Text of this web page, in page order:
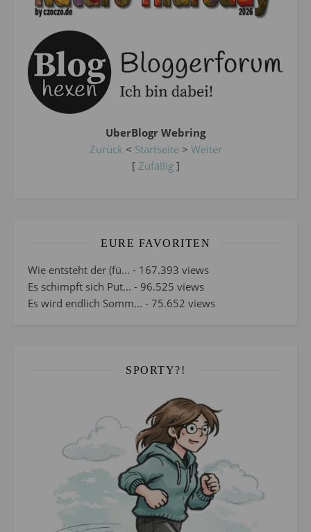
UberBlogr Webring
Zurück < Startseite> Weiter
[ Zufällig]
EURE FAVORITEN
Wie entsteht der (fü... - 167.393 views
Es schimpft sich Put... - 96.525 views
Es wird endlich Somm... - 75.652 views
SPORTY?!